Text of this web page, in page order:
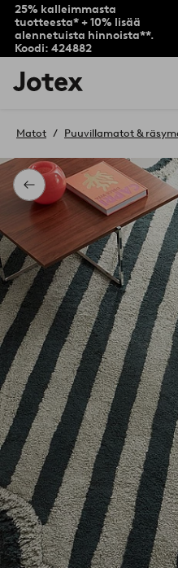
25% kalleimmasta
tuotteesta* + 10% lisää
alennetuista hinnoista**.
Koodi: 424882
Jotex-
logo
aloitussivulle
Takaisin
Matot Puuvillamatot &